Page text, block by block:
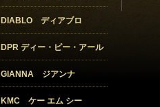
DIABLO ディアブロ
DPR ディー・ピー・アール
GIANNA ジアンナ
KMC ケー エム シー